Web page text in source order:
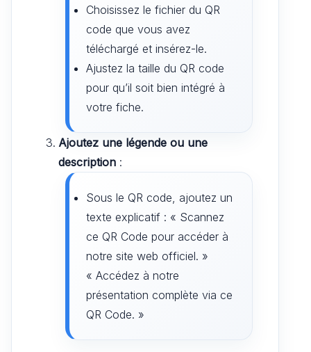
Choisissez le fichier du QR
code que vous avez
téléchargé et insérez-le.
Ajustez la taille du QR code
pour qu’il soit bien intégré à
votre fiche.
Ajoutez une légende ou une
description :
Sous le QR code, ajoutez un
texte explicatif : « Scannez
ce QR Code pour accéder à
notre site web officiel. »
« Accédez à notre
présentation complète via ce
QR Code. »